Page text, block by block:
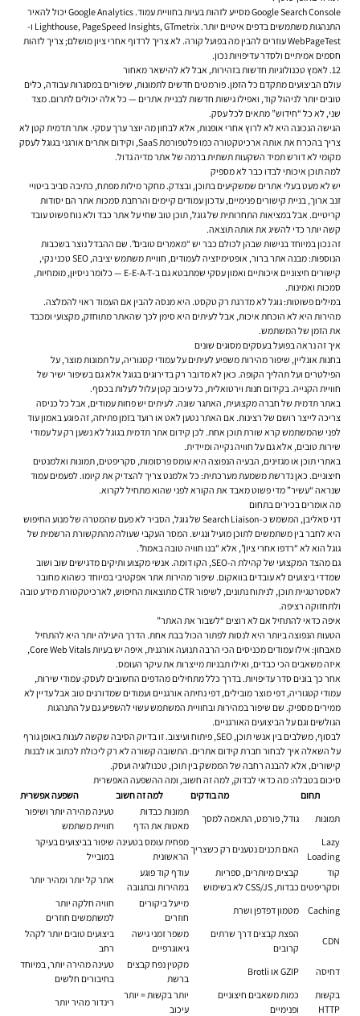
Google Search Console מסייע לזהות בעיות בחוויית עמוד. Google Analytics יכול להאיר
התנהגות משתמשים בדפים איטיים יותר. Lighthouse, PageSpeed Insights, GTmetrix ו-
WebPageTest עוזרים להבין מה בפועל קורה. לא צריך לרדוף אחרי ציון מושלם; צריך לזהות
חסמים אמיתיים ולסדר עדיפויות נכון.
12. לאמץ טכנולוגיות חדשות בזהירות, אבל לא להישאר מאחור
עולם הביצועים מתקדם כל הזמן. פורמטים חדשים לתמונות, שיפורים במסגרות עבודה, כלים
טובים יותר לניהול קוד, ואפילו גישות חדשות לבניית אתרים — כל אלה יכולים לתרום. מצד
שני, לא כל “חידוש” מתאים לכל עסק.
הגישה הנכונה היא לא לרוץ אחרי אופנות, אלא לבחון מה יוצר ערך עסקי. אתר תדמית קטן לא
צריך בהכרח את אותה ארכיטקטורה כמו פלטפורמת SaaS, וקידום אתרים אורגני בגוגל לעסק
מקומי לא דורש תמיד השקעות תשתית ברמה של אתר מדיה גדול.
למה תוכן איכותי לבדו כבר לא מספיק
יש לא מעט בעלי אתרים שמשקיעים בתוכן, ובצדק. מחקר מילות מפתח, כתיבה סביב ביטויי
זנב ארוך, בניית קישורים פנימיים, עדכון עמודים קיימים והרחבת סמכות אתר הם יסודות
קריטיים. אבל במציאות התחרותית של גוגל, תוכן טוב שחי על אתר כבד ולא נוח פשוט עובד
קשה יותר כדי להשיג את אותה תוצאה.
זה נכון במיוחד בנישות שבהן לכולם כבר יש “מאמרים טובים”. שם ההבדל נוצר בשכבות
הנוספות: מבנה אתר ברור, אופטימיזציה לעמודים, חוויית משתמש יציבה, SEO טכני נקי,
קישורים חיצוניים איכותיים ואמון עסקי שמתבטא גם ב-E-E-A-T — כלומר ניסיון, מומחיות,
סמכות ואמינות.
במילים פשוטות: גוגל לא מדרגת רק טקסט. היא מנסה להבין אם העמוד ראוי להמלצה.
מהירות היא לא הוכחת איכות, אבל לעיתים היא סימן לכך שהאתר מתוחזק, מקצועי ומכבד
את הזמן של המשתמש.
איך זה נראה בפועל בעסקים מסוגים שונים
בחנות אונליין, שיפור מהירות משפיע לעיתים על עמודי קטגוריה, על תמונות מוצר, על
הפילטרים ועל תהליך הקופה. כאן לא מדובר רק בדירוגים בגוגל אלא גם בשיפור ישיר של
חוויית הקנייה. בקידום חנות וירטואלית, כל עיכוב קטן עלול לעלות בכסף.
באתר תדמית של חברה מקצועית, האתגר שונה. לעיתים יש פחות עמודים, אבל כל כניסה
צריכה לייצר רושם של רצינות. אם האתר נטען לאט או רועד בזמן פתיחה, זה פוגע באמון עוד
לפני שהמשתמש קרא שורת תוכן אחת. לכן קידום אתר תדמית בגוגל לא נשען רק על עמודי
שירות טובים, אלא גם על חוויה נקייה ומיידית.
באתרי תוכן או מגזינים, הבעיה הנפוצה היא עומס פרסומות, סקריפטים, תמונות ואלמנטים
חיצוניים. כאן נדרשת משמעת מערכתית: כל אלמנט צריך להצדיק את קיומו. לפעמים עמוד
שנראה “עשיר” מדי פשוט מאבד את הקורא לפני שהוא מתחיל לקרוא.
מה אומרים בכירים בתחום
דני סאליבן, המשמש כ-Search Liaison של גוגל, הסביר לא פעם שהמטרה של מנוע החיפוש
היא לחבר בין משתמשים לתוכן מועיל ונגיש. המסר העקבי שעולה מהתקשורת הרשמית של
גוגל הוא לא “רדפו אחרי ציון”, אלא “בנו חוויה טובה באמת”.
גם מהצד המקצועי של קהילת ה-SEO, הקו דומה. אנשי מקצוע ותיקים מדגישים שוב ושוב
שמדדי ביצועים לא עובדים בוואקום. שיפור מהירות אתר אפקטיבי במיוחד כשהוא מחובר
לאסטרטגיית תוכן, לניתוח נתונים, לשיפור CTR מתוצאות החיפוש, לארכיטקטורת מידע טובה
ולתחזוקה רציפה.
איפה כדאי להתחיל אם לא רוצים “לשבור את האתר”
הטעות הנפוצה ביותר היא לנסות לפתור הכול בבת אחת. הדרך היעילה יותר היא להתחיל
מאבחון: אילו עמודים מכניסים הכי הרבה תנועה אורגנית, איפה יש בעיות Core Web Vitals,
איזה משאבים הכי כבדים, ואילו תבניות מייצרות את עיקר העומס.
אחר כך בונים סדר עדיפויות. בדרך כלל מתחילים מהדפים החשובים לעסק: עמודי שירות,
עמודי קטגוריה, דפי מוצר מובילים, דפי נחיתה אורגניים ועמודים שמדורגים טוב אבל עדיין לא
ממירים מספיק. שם שיפור במהירות ובחוויית המשתמש עשוי להשפיע גם על התנהגות
הגולשים וגם על הביצועים האורגניים.
לבסוף, משלבים בין אנשי תוכן, SEO, פיתוח ועיצוב. זו בדיוק הסיבה שקשה לענות באופן גורף
על השאלה איך לבחור חברת קידום אתרים. התשובה קשורה לא רק ליכולת לכתוב או לבנות
קישורים, אלא להבנה רחבה של הממשק בין תוכן, טכנולוגיה ועסק.
סיכום בטבלה: מה כדאי לבדוק, למה זה חשוב, ומה ההשפעה האפשרית
תחום
מה בודקים למה זה חשוב
השפעה אפשרית
תמונות
גודל, פורמט, התאמה למסך
תמונות כבדות
מאטות את הדף
טעינה מהירה יותר ושיפור
חוויית משתמש
Lazy
Loading
האם תכנים נטענים רק כשצריך
מפחית עומס בטעינה
הראשונית
שיפור בביצועים בעיקר
במובייל
קוד
וסקריפטים
קבצים מיותרים, ספריות
כבדות, CSS/JS לא בשימוש
עודף קוד פוגע
במהירות ובתגובה
אתר קל יותר ומהיר יותר
Caching מטמון דפדפן ושרת
מייעל ביקורים
חוזרים
חוויה חלקה יותר
למשתמשים חוזרים
CDN
הפצת קבצים דרך שרתים
קרובים
משפר זמני גישה
גיאוגרפיים
ביצועים טובים יותר לקהל
רחב
דחיסה
GZIP או Brotli
מקטין נפח קבצים
ברשת
טעינה מהירה יותר, במיוחד
בחיבורים חלשים
בקשות
HTTP
כמות משאבים חיצוניים
ופנימיים
יותר בקשות = יותר
עיכוב
רינדור מהיר יותר